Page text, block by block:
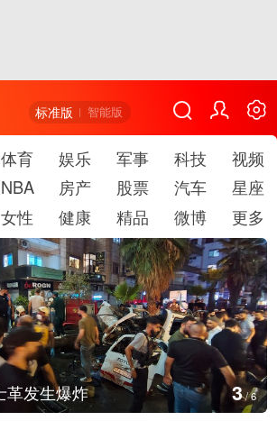
标准版 智能版
体育 娱乐 军事 科技
视频
NBA 房产 股票 汽车
星座
女性 健康 精品 微博 更多
图集
云南弥勒：欢庆火把节
4/6